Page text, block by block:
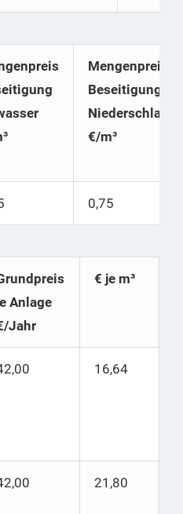
Mengenpreis
Beseitigung
€/m³
0,75
Anlage
Jahr
€ je m³
16,64
21,80